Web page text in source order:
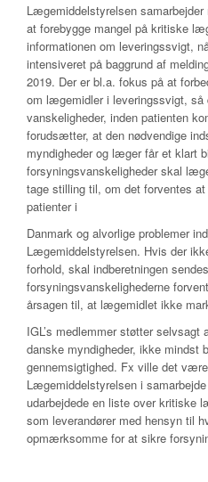
Lægemiddelstyrelsen
at forebygge mangel på kritiske
informationen om leveringssvigt,
intensiveret på baggrund af
2019. Der er bl.a. fokus på at
om lægemidler i leveringssvigt, så
vanskeligheder, inden patienten
forudsætter, at den nødvendige
myndigheder og læger får et klart
forsyningsvanskeligheder skal
tage stilling til, om det forventes
patienter i
Danmark og alvorlige problemer
Lægemiddelstyrelsen. Hvis der
forhold, skal indberetningen
forsyningsvanskelighederne
årsagen til, at lægemidlet ikke
IGL’s medlemmer støtter
danske myndigheder, ikke mindst
gennemsigtighed. Fx ville det
Lægemiddelstyrelsen i
udarbejdede en liste over kritiske
som leverandører med hensyn til
opmærksomme for at sikre